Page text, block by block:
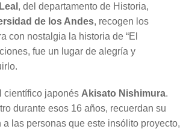
, del departamento de Historia,
de los Andes, recogen los
con nostalgia la historia de “El
fue un lugar de alegría y
científico japonés Akisato Nishimura.
durante esos 16 años, recuerdan su
las personas que este insólito proyecto,